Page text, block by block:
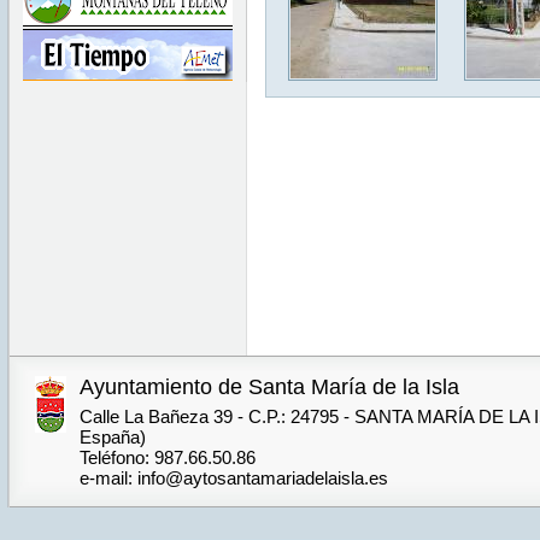
Ayuntamiento de Santa María de la Isla
Calle La Bañeza 39 - C.P.: 24795 - SANTA MARÍA DE LA
España)
Teléfono: 987.66.50.86
e-mail: info@aytosantamariadelaisla.es